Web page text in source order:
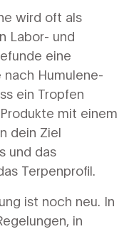
wird oft als
Labor- und
eine
Humulene-
ein Tropfen
mit einem
dein Ziel
und das
Terpenprofil.
ist noch neu. In
in